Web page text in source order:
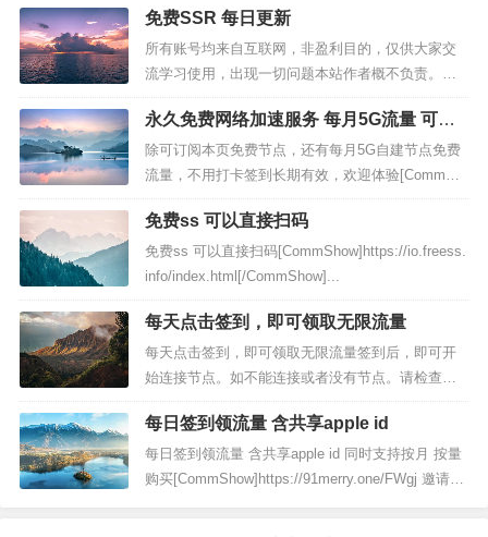
免费SSR 每日更新
所有账号均来自互联网，非盈利目的，仅供大家交
流学习使用，出现一切问题本站作者概不负责。本
站不提供任何收费服务，不推荐任何收费机场，谢
谢大家的支持。资源存在一定时效性，本站不保证
全部可用，请自行验证后使用。为了保护账号不被
滥用，请在下方输入计...
永久免费网络加速服务 每月5G流量 可做
备用
除可订阅本页免费节点，还有每月5G自建节点免费
流量，不用打卡签到长期有效，欢迎体验[CommSh
ow]bulink.xyz注册（要翻墙）除可订阅本页免费节
点，还有每月5G自建节点免费流量，不用打卡签到
长期有效，欢迎体验新开bulink镜像站...
免费ss 可以直接扫码
免费ss 可以直接扫码[CommShow]https://io.freess.
info/index.html[/CommShow]...
每天点击签到，即可领取无限流量
每天点击签到，即可领取无限流量签到后，即可开
始连接节点。如不能连接或者没有节点。请检查是
否签到无限流量享受20Mbps速率约等于2.5MB/s如
需更高速率，可以前往升级套餐查看详情注册地
址：》》》前往《《《...
每日签到领流量 含共享apple id
每日签到领流量 含共享apple id 同时支持按月 按量
购买[CommShow]https://91merry.one/FWgj 邀请